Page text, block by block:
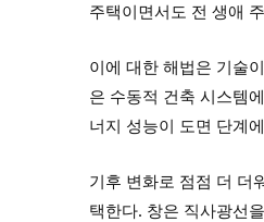
주택이면서도 전 생애
이에 대한 해법은 기술
은 수동적 건축 시스템
너지 성능이 도면 단계
기후 변화로 점점 더 더
택한다. 창은 직사광선